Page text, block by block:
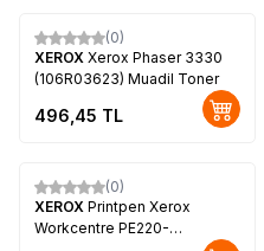
(0)
XEROX Xerox Phaser 3330
(106R03623) Muadil Toner
496,45 TL
(0)
XEROX Printpen Xerox
Workcentre PE220-